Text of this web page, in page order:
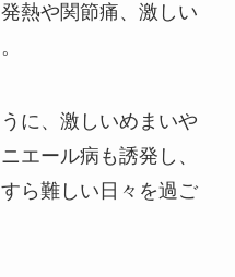
熱や関節痛、激しい
に、激しいめまいや
エール病も誘発し、
ら難しい日々を過ご